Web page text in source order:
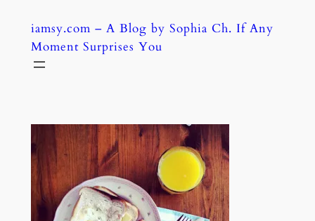
content
iamsy.com – A Blog by Sophia Ch. If Any
Moment Surprises You